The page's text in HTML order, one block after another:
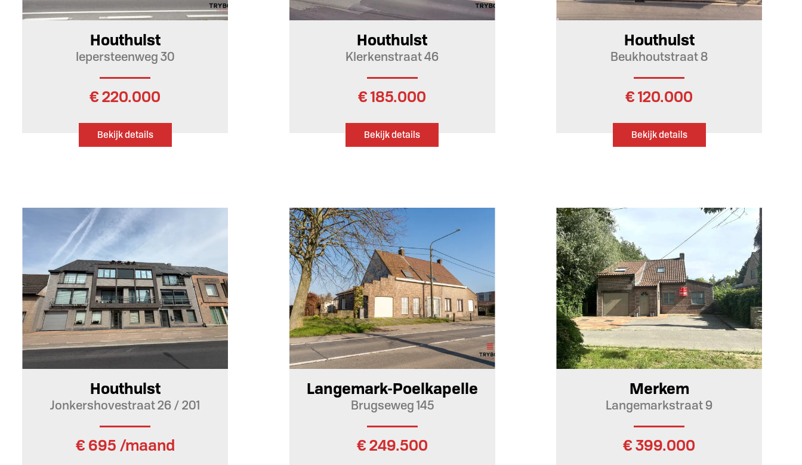
138 m²
Houthulst
Iepersteenweg 30
€ 220.000
Bekijk details
Houthulst
Klerkenstraat 46
€ 185.000
Bekijk details
Houthulst
Beukhoutstraat 8
€ 120.000
Bekijk details
Houthulst
Jonkershovestraat 26 / 201
€ 695 /maand
130 m² Ja
Langemark-Poelkapelle
Brugseweg 145
€ 249.500
4
Merkem
Langemarkstraat 9
€ 399.000